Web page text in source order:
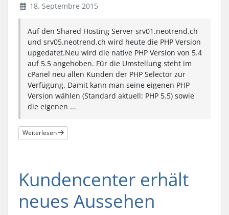
18. Septembre 2015
Auf den Shared Hosting Server srv01.neotrend.ch
und srv05.neotrend.ch wird heute die PHP Version
upgedatet.Neu wird die native PHP Version von 5.4
auf 5.5 angehoben. Für die Umstellung steht im
cPanel neu allen Kunden der PHP Selector zur
Verfügung. Damit kann man seine eigenen PHP
Version wählen (Standard aktuell: PHP 5.5) sowie
die eigenen ...
Weiterlesen
Kundencenter erhält
neues Aussehen